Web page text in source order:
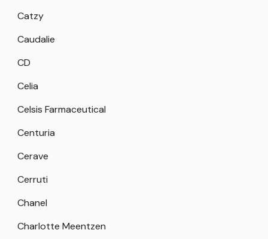
Catzy
Caudalie
CD
Celia
Celsis Farmaceutical
Centuria
Cerave
Cerruti
Chanel
Charlotte Meentzen